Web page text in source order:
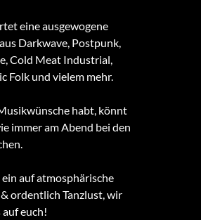
eine ausgewogene
Darkwave, Postpunk,
Cold Meat Industrial,
Folk und vielem mehr.
habt, könnt
immer am Abend bei den
auf atmosphärische
ordentlich Tanzlust, wir
euch!